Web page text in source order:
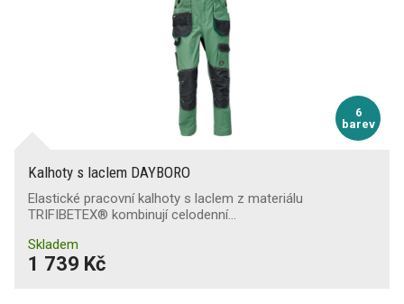
6
barev
Kalhoty s laclem DAYBORO
Elastické pracovní kalhoty s laclem z materiálu
TRIFIBETEX® kombinují celodenní…
Skladem
1 739 Kč